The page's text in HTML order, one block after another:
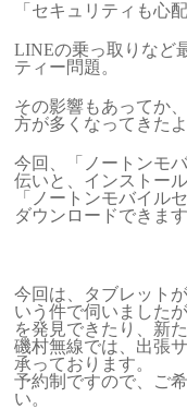
「セキュリティも心配
LINEの乗っ取りなど
ティー問題。
その影響もあってか
方が多くなってきた
今回、「ノートンモ
伝いと、インストー
「ノートンモバイル
ダウンロードできま
今回は、タブレット
いう件で伺いました
を発見できたり、新
磯村無線では、出張
承っております。
予約制ですので、ご
い。